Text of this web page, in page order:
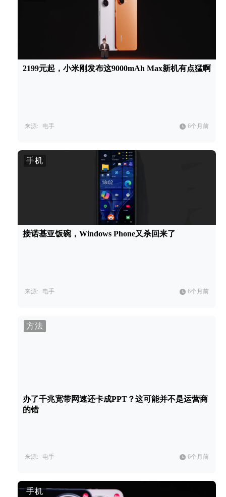
2199元起，小米刚发布这9000mAh Max新机有点猛啊
来源: 电手 6个月前
手机
接诺基亚饭碗，Windows Phone又杀回来了
来源: 电手 6个月前
方法
办了千兆宽带网速还卡成PPT？这可能并不是运营商
的错
来源: 电手 6个月前
手机